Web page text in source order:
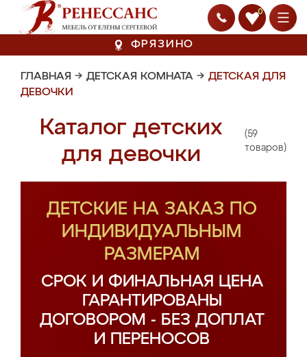
0
ФРЯЗИНО
ГЛАВНАЯ → ДЕТСКАЯ КОМНАТА → ДЕТСКАЯ ДЛЯ
ДЕВОЧКИ
Каталог детских
для девочки
(59
товаров)
ДЕТСКИЕ НА ЗАКАЗ ПО
ИНДИВИДУАЛЬНЫМ
РАЗМЕРАМ
СРОК И ФИНАЛЬНАЯ ЦЕНА
ГАРАНТИРОВАНЫ
ДОГОВОРОМ - БЕЗ ДОПЛАТ
И ПЕРЕНОСОВ